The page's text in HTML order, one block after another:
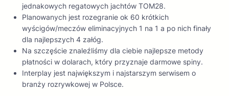
jednakowych regatowych jachtów TOM28.
Planowanych jest rozegranie ok 60 krótkich
wyścigów/meczów eliminacyjnych 1 na 1 a po nich finały
dla najlepszych 4 załóg.
Na szczęście znaleźliśmy dla ciebie najlepsze metody
płatności w dolarach, który przyznaje darmowe spiny.
Interplay jest największym i najstarszym serwisem o
branży rozrywkowej w Polsce.